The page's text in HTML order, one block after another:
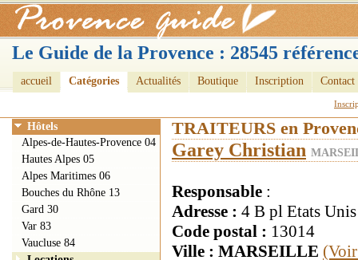
Le Guide de la Provence : 28545
accueil Catégories Actualités Boutique Inscription Contact
TRAITEURS en
Garey Christian
Responsable :
Adresse : 4 B pl Etats Unis
Code postal : 13014
Ville : MARSEILLE
Hôtels
Alpes-de-Hautes-Provence 04
Hautes Alpes 05
Alpes Maritimes 06
Bouches du Rhône 13
Gard 30
Var 83
Vaucluse 84